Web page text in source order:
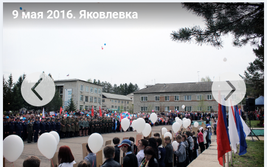
9 мая 2016. Яковлевка